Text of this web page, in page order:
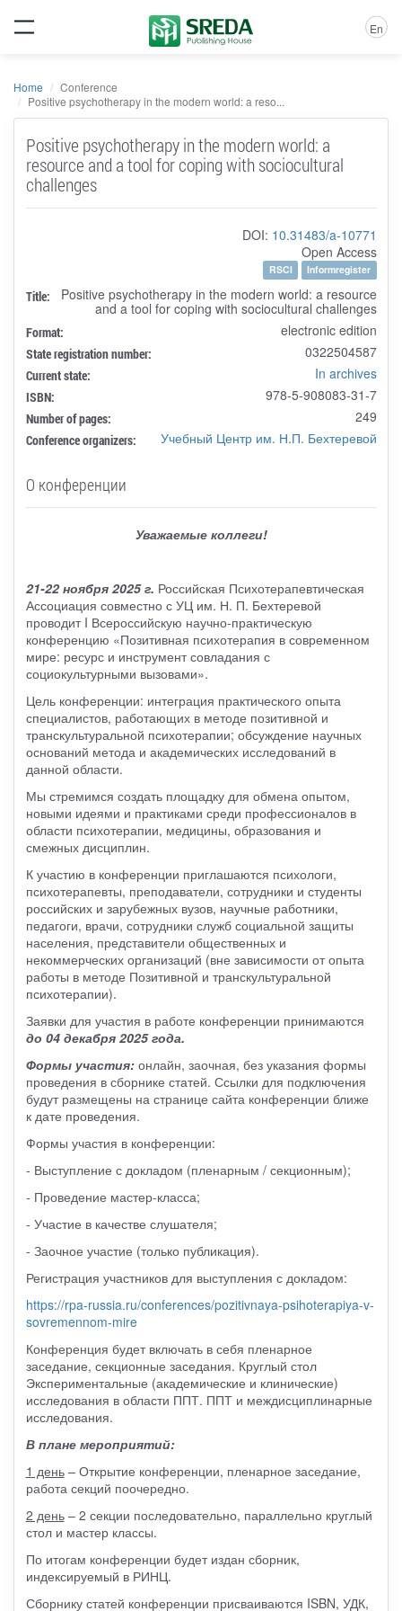
En
Home
Conference
Positive psychotherapy in the modern world: a reso...
Positive psychotherapy in the modern world: a
resource and a tool for coping with sociocultural
challenges
DOI: 10.31483/a-10771
Open Access
RSCI Informregister
Title:
Positive psychotherapy in the modern world: a resource
and a tool for coping with sociocultural challenges
Format: electronic edition
State registration number: 0322504587
Current state: In archives
ISBN: 978-5-908083-31-7
Number of pages: 249
Conference organizers: Учебный Центр им. Н.П. Бехтеревой
О конференции
Уважаемые коллеги!
21-22 ноября 2025 г. Российская Психотерапевтическая
Ассоциация совместно с УЦ им. Н. П. Бехтеревой
проводит I Всероссийскую научно-практическую
конференцию «Позитивная психотерапия в современном
мире: ресурс и инструмент совладания с
социокультурными вызовами».
Цель конференции: интеграция практического опыта
специалистов, работающих в методе позитивной и
транскультуральной психотерапии; обсуждение научных
оснований метода и академических исследований в
данной области.
Мы стремимся создать площадку для обмена опытом,
новыми идеями и практиками среди профессионалов в
области психотерапии, медицины, образования и
смежных дисциплин.
К участию в конференции приглашаются психологи,
психотерапевты, преподаватели, сотрудники и студенты
российских и зарубежных вузов, научные работники,
педагоги, врачи, сотрудники служб социальной защиты
населения, представители общественных и
некоммерческих организаций (вне зависимости от опыта
работы в методе Позитивной и транскультуральной
психотерапии).
Заявки для участия в работе конференции принимаются
до 04 декабря 2025 года.
Формы участия:онлайн, заочная, без указания формы
проведения в сборнике статей. Ссылки для подключения
будут размещены на странице сайта конференции ближе
к дате проведения.
Формы участия в конференции:
- Выступление с докладом (пленарным / секционным);
- Проведение мастер-класса;
- Участие в качестве слушателя;
- Заочное участие (только публикация).
Регистрация участников для выступления с докладом:
https://rpa-russia.ru/conferences/pozitivnaya-psihoterapiya-v-
sovremennom-mire
Конференция будет включать в себя пленарное
заседание, секционные заседания. Круглый стол
Экспериментальные (академические и клинические)
исследования в области ППТ. ППТ и междисциплинарные
исследования.
В плане мероприятий:
1 день– Открытие конференции, пленарное заседание,
работа секций поочередно.
2 день– 2 секции последовательно, параллельно круглый
стол и мастер классы.
По итогам конференции будет издан сборник,
индексируемый в РИНЦ.
Сборнику статей конференции присваиваются ISBN, УДК,